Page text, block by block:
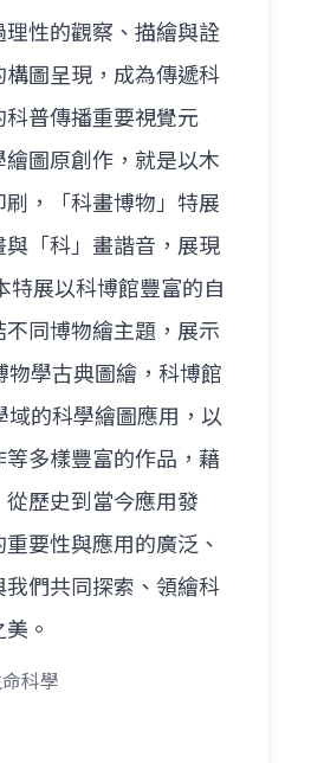
性的觀察、描繪與詮
圖呈現，成為傳遞科
普傳播重要視覺元
圖原創作，就是以木
，「科畫博物」特展
與「科」畫諧音，展現
特展以科博館豐富的自
同博物繪主題，展示
物學古典圖繪，科博館
域的科學繪圖應用，以
等多樣豐富的作品，藉
從歷史到當今應用發
要性與應用的廣泛、
我們共同探索、領繪科
。
科學